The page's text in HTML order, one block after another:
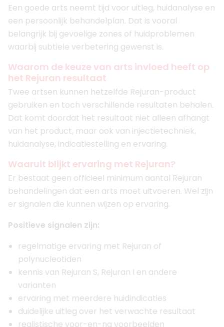
Een goede arts neemt tijd voor uitleg, huidanalyse en
een persoonlijk behandelplan. Dat is vooral
belangrijk bij gevoelige zones of huidproblemen
waarbij subtiele verbetering gewenst is.
Waarom de keuze van arts invloed heeft op
het Rejuran resultaat
Twee artsen kunnen hetzelfde Rejuran-product
gebruiken en toch verschillende resultaten behalen.
Dat komt doordat het resultaat niet alleen afhangt
van het product, maar ook van injectietechniek,
huidanalyse, indicatiestelling en ervaring.
Waaruit blijkt ervaring met Rejuran?
Er bestaat geen officieel minimum aantal Rejuran
behandelingen dat een arts moet uitvoeren. Wel zijn
er signalen die kunnen wijzen op ervaring.
Positieve signalen zijn:
regelmatige ervaring met Rejuran of
polynucleotiden
kennis van Rejuran S, Rejuran I en andere
varianten
ervaring met meerdere huidindicaties
duidelijke uitleg over het verwachte resultaat
realistische voor-en-na voorbeelden